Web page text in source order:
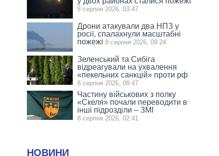
8 серпня 2026, 03:47
Дрони атакували два НПЗ у
росії, спалахнули масштабні
пожежі 8 серпня 2026, 09:24
Зеленський та Сибіга
відреагували на ухвалення
«пекельних санкцій» проти рф
8 серпня 2026, 08:47
Частину військових з полку
«Скеля» почали переводити в
інші підрозділи – ЗМІ
8 серпня 2026, 02:41
НОВИНИ